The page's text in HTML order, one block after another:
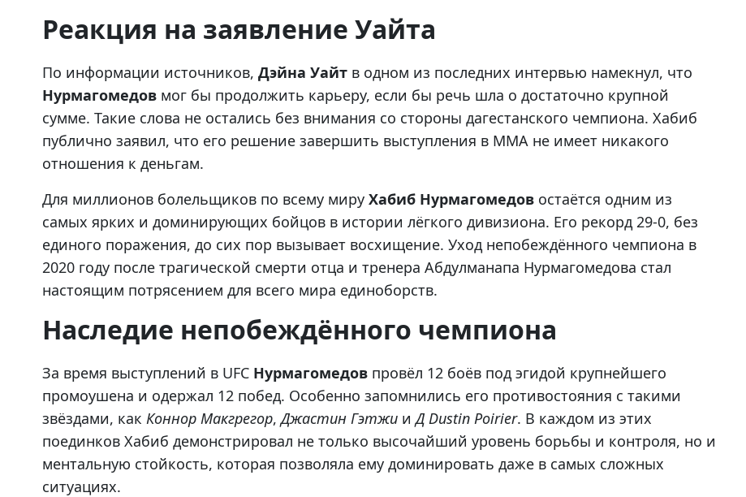
Реакция на заявление Уайта
По информации источников, Дэйна Уайт в одном из последних интервью намекнул, что
Нурмагомедов мог бы продолжить карьеру, если бы речь шла о достаточно крупной
сумме. Такие слова не остались без внимания со стороны дагестанского чемпиона. Хабиб
публично заявил, что его решение завершить выступления в ММА не имеет никакого
отношения к деньгам.
Для миллионов болельщиков по всему миру Хабиб Нурмагомедов остаётся одним из
самых ярких и доминирующих бойцов в истории лёгкого дивизиона. Его рекорд 29-0, без
единого поражения, до сих пор вызывает восхищение. Уход непобеждённого чемпиона в
2020 году после трагической смерти отца и тренера Абдулманапа Нурмагомедова стал
настоящим потрясением для всего мира единоборств.
Наследие непобеждённого чемпиона
За время выступлений в UFC Нурмагомедов провёл 12 боёв под эгидой крупнейшего
промоушена и одержал 12 побед. Особенно запомнились его противостояния с такими
звёздами, как Коннор Макгрегор,Джастин Гэтжи иД Dustin Poirier. В каждом из этих
поединков Хабиб демонстрировал не только высочайший уровень борьбы и контроля, но и
ментальную стойкость, которая позволяла ему доминировать даже в самых сложных
ситуациях.